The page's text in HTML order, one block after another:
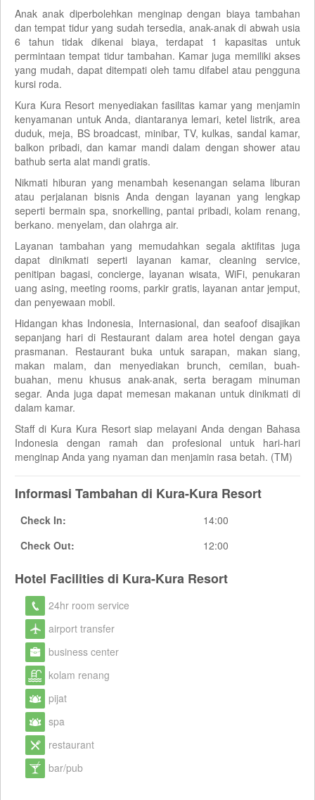
Anak anak diperbolehkan menginap dengan biaya tambahan
dan tempat tidur yang sudah tersedia, anak-anak di abwah usia
6 tahun tidak dikenai biaya, terdapat 1 kapasitas untuk
permintaan tempat tidur tambahan. Kamar juga memiliki akses
yang mudah, dapat ditempati oleh tamu difabel atau pengguna
kursi roda.
Kura Kura Resort menyediakan fasilitas kamar yang menjamin
kenyamanan untuk Anda, diantaranya lemari, ketel listrik, area
duduk, meja, BS broadcast, minibar, TV, kulkas, sandal kamar,
balkon pribadi, dan kamar mandi dalam dengan shower atau
bathub serta alat mandi gratis.
Nikmati hiburan yang menambah kesenangan selama liburan
atau perjalanan bisnis Anda dengan layanan yang lengkap
seperti bermain spa, snorkelling, pantai pribadi, kolam renang,
berkano. menyelam, dan olahrga air.
Layanan tambahan yang memudahkan segala aktifitas juga
dapat dinikmati seperti layanan kamar, cleaning service,
penitipan bagasi, concierge, layanan wisata, WiFi, penukaran
uang asing, meeting rooms, parkir gratis, layanan antar jemput,
dan penyewaan mobil.
Hidangan khas Indonesia, Internasional, dan seafoof disajikan
sepanjang hari di Restaurant dalam area hotel dengan gaya
prasmanan. Restaurant buka untuk sarapan, makan siang,
makan malam, dan menyediakan brunch, cemilan, buah-
buahan, menu khusus anak-anak, serta beragam minuman
segar. Anda juga dapat memesan makanan untuk dinikmati di
dalam kamar.
Staff di Kura Kura Resort siap melayani Anda dengan Bahasa
Indonesia dengan ramah dan profesional untuk hari-hari
menginap Anda yang nyaman dan menjamin rasa betah. (TM)
Informasi Tambahan di Kura-Kura Resort
Check In:
14:00
Check Out:
12:00
Hotel Facilities di Kura-Kura Resort
24hr room service
airport transfer
business center
kolam renang
pijat
spa
restaurant
bar/pub